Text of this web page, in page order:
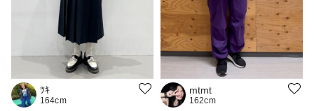
ﾂｷ
164cm
mtmt
162cm